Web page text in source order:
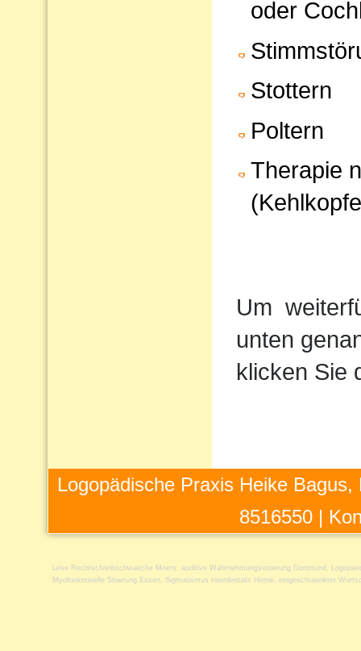
oder
Stottern
Poltern
Therapie
Um
unten
klicken Sie
Logopädische Praxis Heike
8516550 |
Lese Rechtschreibschwaeche Moers auditive Wahrnehmungsstoerung Dortmund
Myofunktionelle Stoerung Essen
Sigmatismus interdentalis Herne eingeschraenkter